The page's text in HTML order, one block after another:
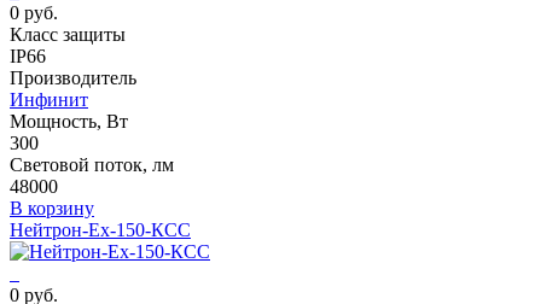
0 руб.
Класс защиты
IP66
Производитель
Инфинит
Мощность, Вт
300
Световой поток, лм
48000
В корзину
Нейтрон-Ех-150-КСС
0 руб.